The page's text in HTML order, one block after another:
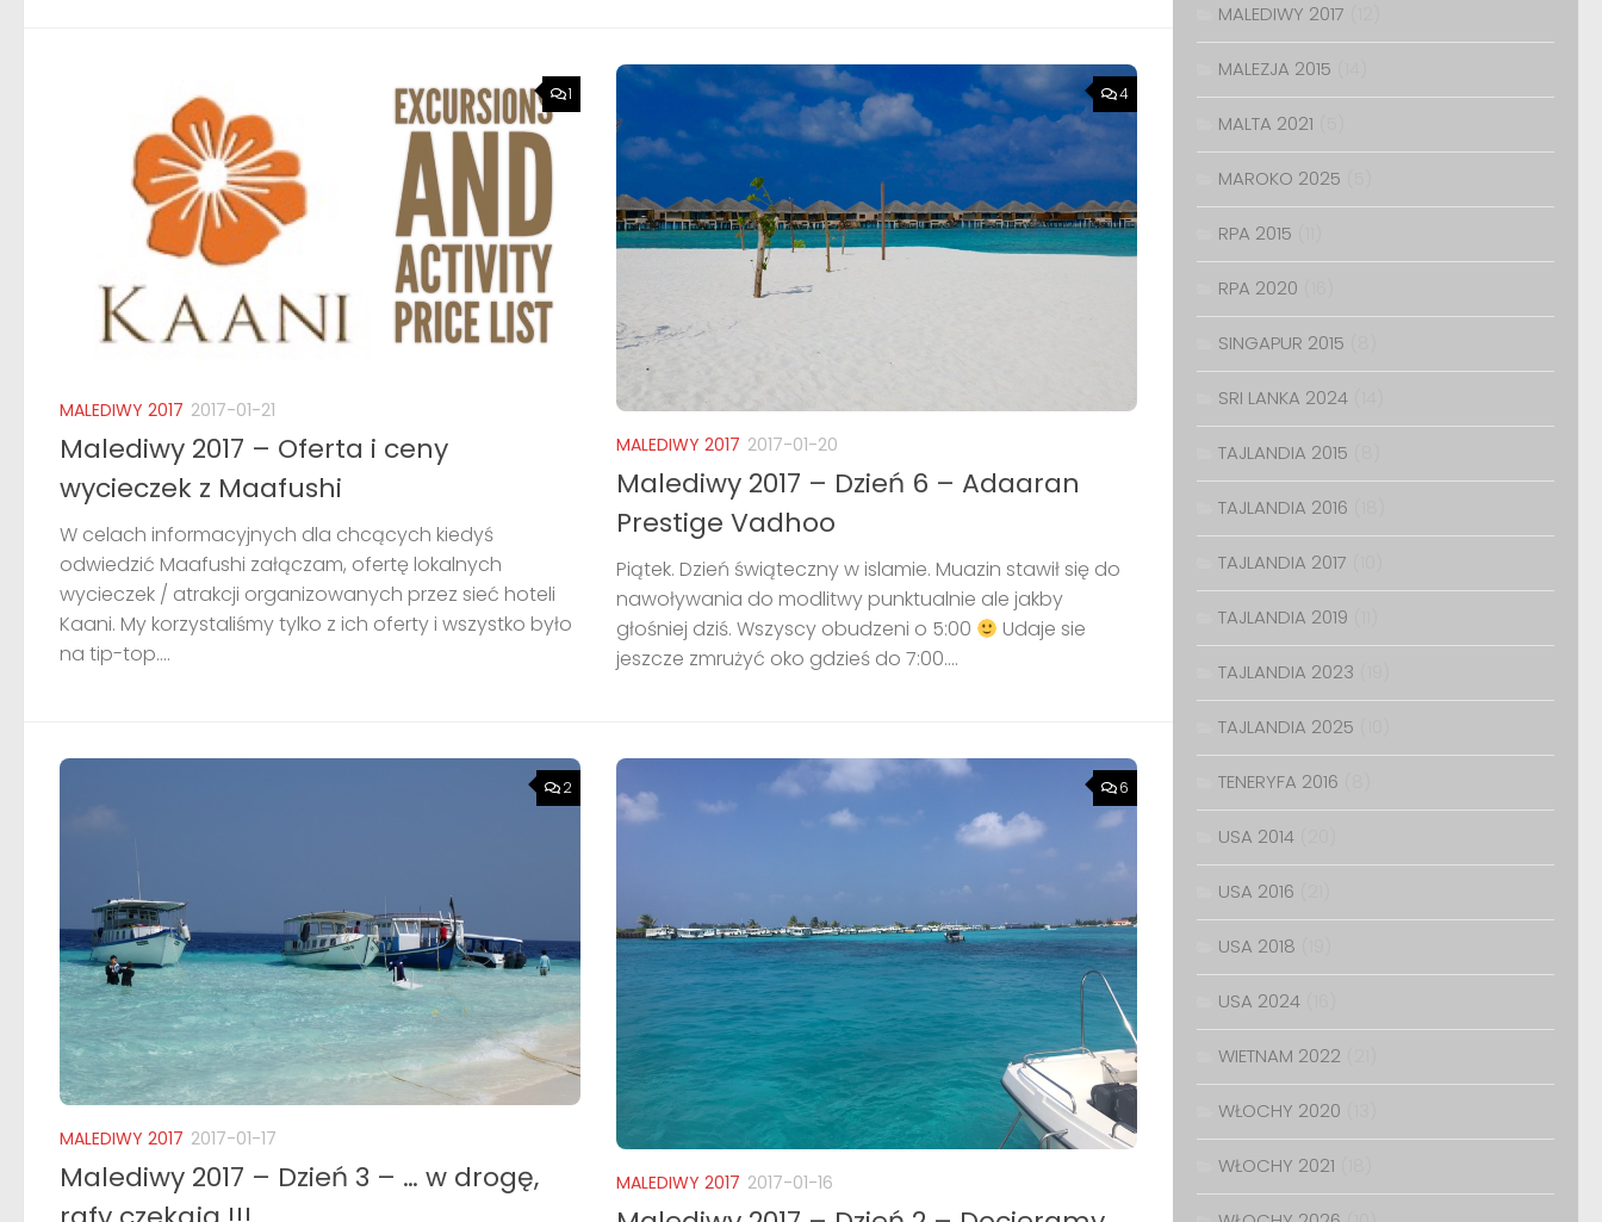
1
MALEDIWY 2017 2017-01-21
Malediwy 2017 – Oferta i ceny
wycieczek z Maafushi
W celach informacyjnych dla chcących kiedyś
odwiedzić Maafushi załączam, ofertę lokalnych
wycieczek / atrakcji organizowanych przez sieć hoteli
Kaani. My korzystaliśmy tylko z ich oferty i wszystko było
na tip-top....
4
MALEDIWY 2017 2017-01-20
Malediwy 2017 – Dzień 6 – Adaaran
Prestige Vadhoo
Piątek. Dzień świąteczny w islamie. Muazin stawił się do
nawoływania do modlitwy punktualnie ale jakby
głośniej dziś. Wszyscy obudzeni o 5:00
Udaje sie
jeszcze zmrużyć oko gdzieś do 7:00....
2
MALEDIWY 2017 2017-01-17
Malediwy 2017 – Dzień 3 – … w drogę,
6
MALEDIWY 2017 2017-01-16
MALEDIWY 2017
MALEZJA 2015
MALTA 2021
MAROKO 2025
RPA 2015
RPA 2020
SINGAPUR 2015
SRI LANKA 2024
TAJLANDIA 2015
TAJLANDIA 2016
TAJLANDIA 2017
TAJLANDIA 2019
TAJLANDIA 2023
TAJLANDIA 2025
TENERYFA 2016
USA 2014
USA 2016
USA 2018
USA 2024
WIETNAM 2022
WŁOCHY 2020
WŁOCHY 2021